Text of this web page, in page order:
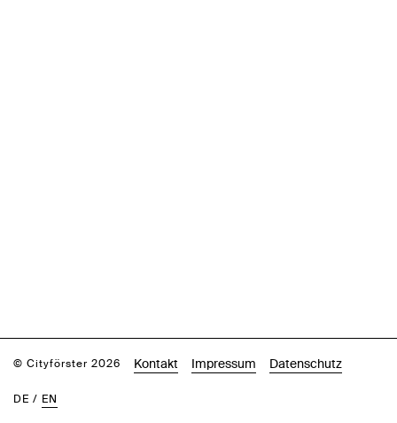
© Cityförster 2026 Kontakt Impressum Datenschutz
DE / EN